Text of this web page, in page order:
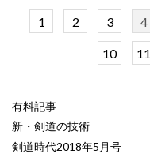
1 2 3 4
10 11
有料記事
新・剣道の技術
剣道時代2018年5月号